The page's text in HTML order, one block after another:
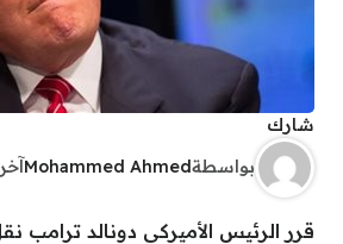
شارك
بواسطةMohammed Ahmed
قرر الرئيس الأميركي دونالد ترامب